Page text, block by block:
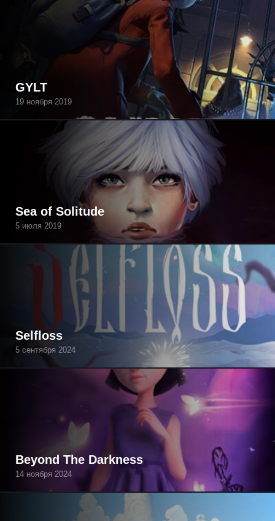
GYLT
19 ноября 2019
Sea of Solitude
5 июля 2019
Selfloss
5 сентября 2024
Beyond The Darkness
14 ноября 2024